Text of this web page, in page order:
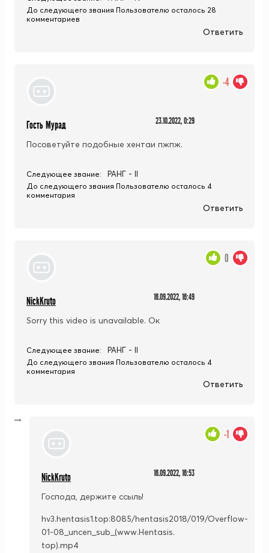
До следующего звания Пользователю осталось 28
комментариев
Ответить
Гость Мурад 23.10.2022, 0:29
Посоветуйте подобные хентаи пжпж.
-4
Следующее звание: РАНГ - II
До следующего звания Пользователю осталось 4
комментария
Ответить
NickKruto 16.09.2022, 16:49
Sorry this video is unavailable. Ок
0
Следующее звание: РАНГ - II
До следующего звания Пользователю осталось 4
комментария
Ответить
NickKruto 16.09.2022, 16:53
Господа, держите ссыль!
hv3.hentasis1.top:8085/hentasis2018/019/Overflow-
01-08_uncen_sub_(www.Hentasis.
top).mp4
-1